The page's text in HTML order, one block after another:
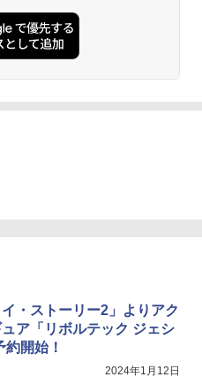
・ストーリー2」よりアク
ア「リボルテック ジェシ
開始！
2024年1月12日